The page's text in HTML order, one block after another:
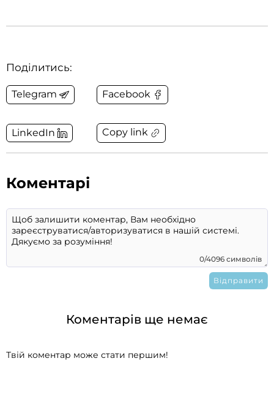
Поділитись:
Telegram Facebook
LinkedIn Copy link
Коментарі
0/4096 символів
Коментарів ще немає
Твій коментар може стати першим!